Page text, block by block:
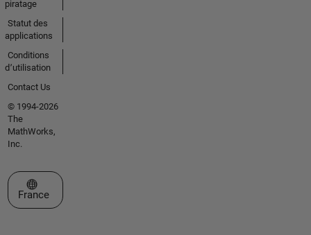
piratage
Statut des
applications
Conditions
d՚utilisation
Contact Us
© 1994-2026
The
MathWorks,
Inc.
Sélectionner un site web
France